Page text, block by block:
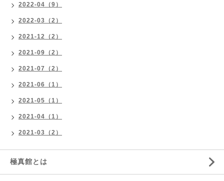
2022-04（9）
2022-03（2）
2021-12（2）
2021-09（2）
2021-07（2）
2021-06（1）
2021-05（1）
2021-04（1）
2021-03（2）
極真館とは